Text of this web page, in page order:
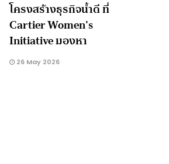
โครงสร้างธุรกิจน้ำดี ที่
Cartier Women’s
Initiative มองหา
26 May 2026